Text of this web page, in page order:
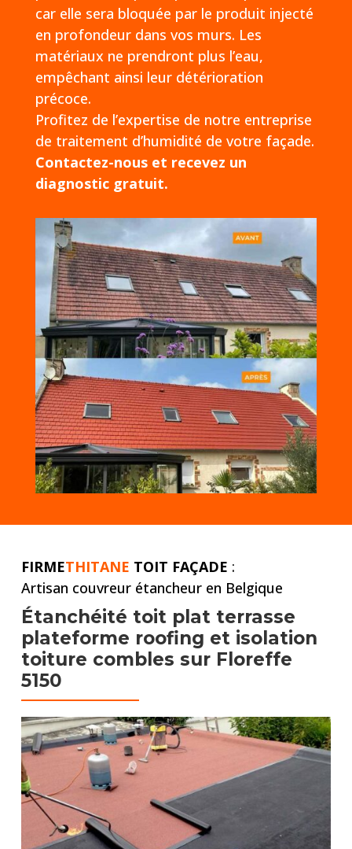
car elle sera bloquée par le produit injecté
en profondeur dans vos murs. Les
matériaux ne prendront plus l’eau,
empêchant ainsi leur détérioration
précoce.
Profitez de l’expertise de notre entreprise
de traitement d’humidité de votre façade.
Contactez-nous et recevez un
diagnostic gratuit.
FIRMETHITANE TOIT FAÇADE :
Artisan couvreur étancheur en Belgique
Étanchéité toit plat terrasse
plateforme roofing et isolation
toiture combles sur Floreffe
5150